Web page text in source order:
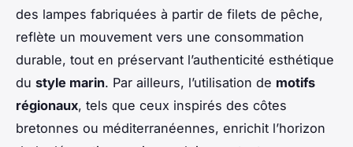
des lampes fabriquées à partir de filets de pêche,
reflète un mouvement vers une consommation
durable, tout en préservant l’authenticité esthétique
du style marin. Par ailleurs, l’utilisation de motifs
régionaux, tels que ceux inspirés des côtes
bretonnes ou méditerranéennes, enrichit l’horizon